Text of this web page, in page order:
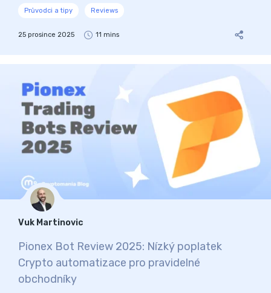
Průvodci a tipy Reviews
25 prosince 2025 11 mins
Vuk Martinovic
Pionex Bot Review 2025: Nízký poplatek
Crypto automatizace pro pravidelné
obchodníky